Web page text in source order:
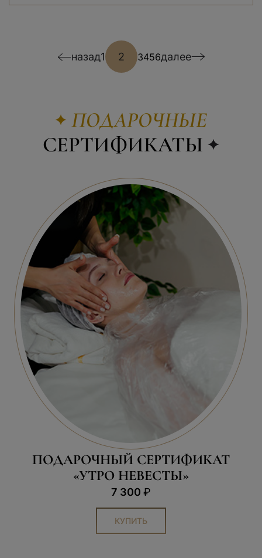
назад1 2 3456далее
ПОДАРОЧНЫЕ
СЕРТИФИКАТЫ
ПОДАРОЧНЫЙ СЕРТИФИКАТ
«МУЖСКАЯ ПРИВИЛЕГИЯ»
20 000₽
КУПИТЬ